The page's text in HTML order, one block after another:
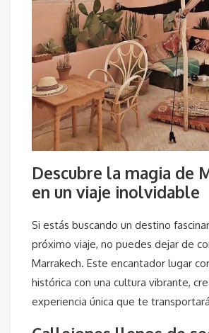
Descubre la magia de
en un viaje inolvidable
Si estás buscando un destino
próximo viaje, no puedes dejar de
Marrakech. Este encantador lugar
histórica con una cultura vibrante,
experiencia única que te